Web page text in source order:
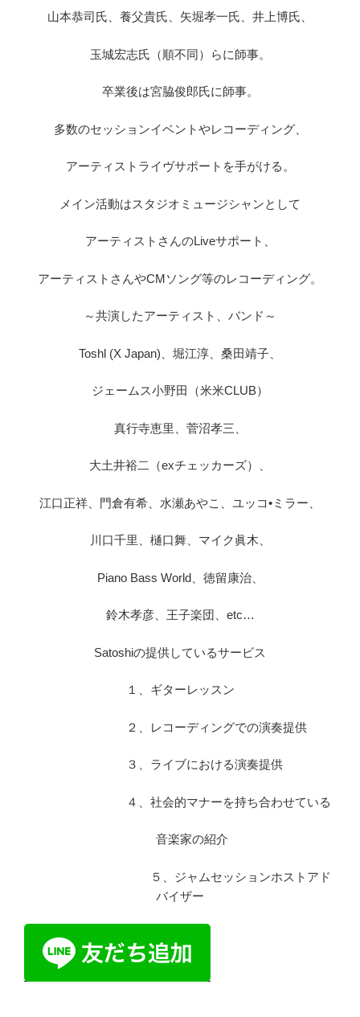
山本恭司氏、養父貴氏、矢堀孝一氏、井上博氏、
玉城宏志氏（順不同）らに師事。
卒業後は宮脇俊郎氏に師事。
多数のセッションイベントやレコーディング、
アーティストライヴサポートを手がける。
メイン活動はスタジオミュージシャンとして
アーティストさんのLiveサポート、
アーティストさんやCMソング等のレコーディング。
～共演したアーティスト、バンド～
Toshl (X Japan)、堀江淳、桑田靖子、
ジェームス小野田（米米CLUB）
真行寺恵里、菅沼孝三、
大土井裕二（exチェッカーズ）、
江口正祥、門倉有希、水瀬あやこ、ユッコ•ミラー、
川口千里、樋口舞、マイク眞木、
Piano Bass World、徳留康治、
鈴木孝彦、王子楽団、etc…
Satoshiの提供しているサービス
１、ギターレッスン
２、レコーディングでの演奏提供
３、ライブにおける演奏提供
４、社会的マナーを持ち合わせている
音楽家の紹介
５、ジャムセッションホストアド
バイザー